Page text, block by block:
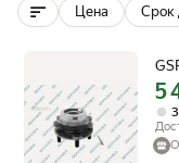
Цена Срок
5